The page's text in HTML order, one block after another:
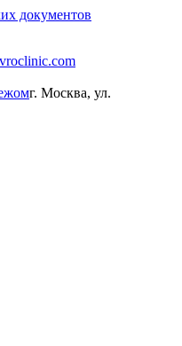
документов
г. Москва, ул.